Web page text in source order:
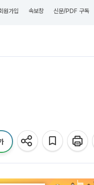
원가입 속보창 신문/PDF 구독